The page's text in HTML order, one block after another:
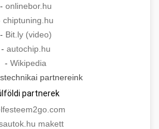
- onlinebor.hu
chiptuning.hu
- Bit.ly (video)
- autochip.hu
- Wikipedia
partnereink
partnerek
makett